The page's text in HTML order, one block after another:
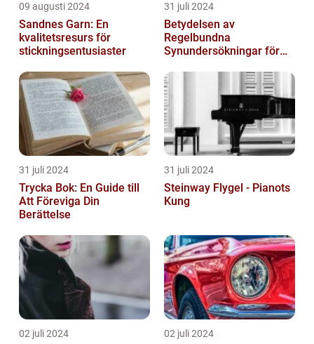
09 augusti 2024
Sandnes Garn: En
kvalitetsresurs för
stickningsentusiaster
31 juli 2024
Betydelsen av
Regelbundna
Synundersökningar för
31 juli 2024
Trycka Bok: En Guide till
Att Föreviga Din
Berättelse
31 juli 2024
Steinway Flygel - Pianots
Kung
02 juli 2024 02 juli 2024